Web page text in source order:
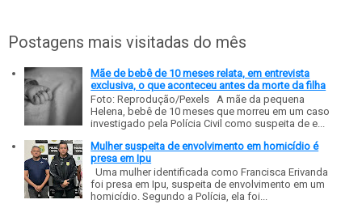
Postagens mais visitadas do mês
Mãe de bebê de 10 meses relata, em entrevista
exclusiva, o que aconteceu antes da morte da filha
Foto: Reprodução/Pexels A mãe da pequena
Helena, bebê de 10 meses que morreu em um caso
investigado pela Polícia Civil como suspeita de e...
Mulher suspeita de envolvimento em homicídio é
presa em Ipu
Uma mulher identificada como Francisca Erivanda
foi presa em Ipu, suspeita de envolvimento em um
homicídio. Segundo a Polícia, ela foi...